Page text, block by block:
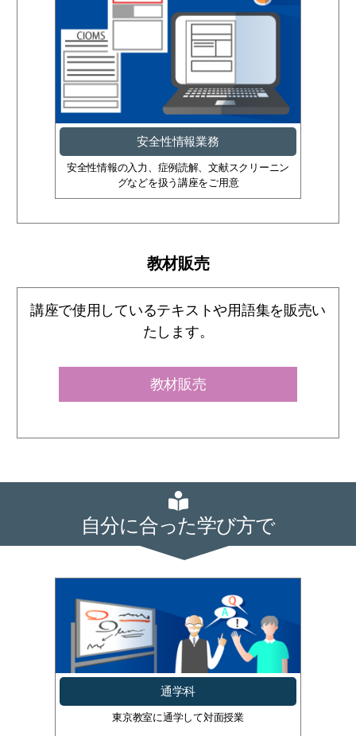
安全性情報業務
安全性情報の入力、症例読解、文献スクリーニン
グなどを扱う講座をご用意
教材販売
講座で使用しているテキストや用語集を販売い
たします。
教材販売
自分に合った学び方で
通学科
東京教室に通学して対面授業